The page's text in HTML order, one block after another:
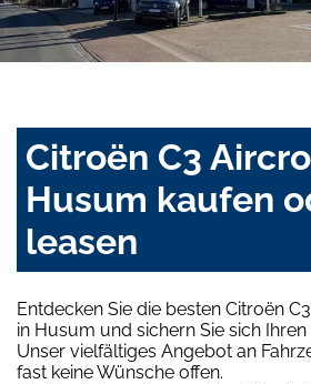
Citroën C3
Husum kaufen
leasen
Entdecken Sie die besten Citroën
in Husum und sichern Sie sich
Unser vielfältiges Angebot an
fast keine Wünsche offen.